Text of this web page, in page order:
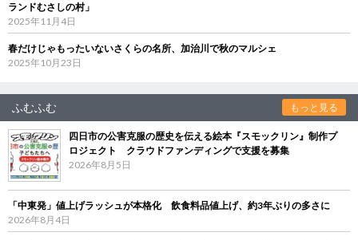
ランドむさしの村」
2025年11月4日
春だけじゃもったいないさくらの名所、加治川で秋のマルシェ
2025年10月23日
ふむふむ もっと見る
四日市の公害克服の歴史を伝える絵本『スモックリン』制作プ
ロジェクト クラウドファンディングで支援を募集
2026年8月5日
「中東発」値上げラッシュが本格化 飲食料品値上げ、約3年ぶりの多さに
2026年8月4日